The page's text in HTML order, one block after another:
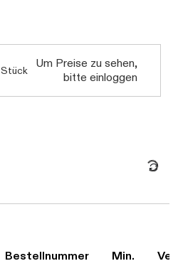
Stück
Um Preise zu sehen,
bitte einloggen
Daten werden
Bestellnummer Min. Daten werden